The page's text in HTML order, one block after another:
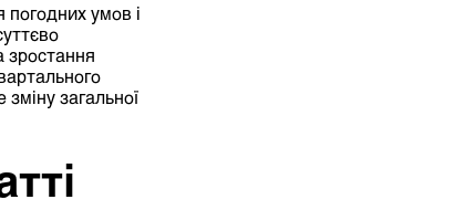
умов і
зростання
загальної